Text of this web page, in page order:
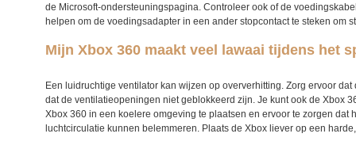
de Microsoft-ondersteuningspagina. Controleer ook of de
helpen om de voedingsadapter in een ander stopcontact te steken om
Mijn Xbox 360 maakt veel lawaai tijdens het
Een luidruchtige ventilator kan wijzen op oververhitting. Zorg ervoor
dat de ventilatieopeningen niet geblokkeerd zijn. Je kunt ook de Xbox
Xbox 360 in een koelere omgeving te plaatsen en ervoor te zorgen
luchtcirculatie kunnen belemmeren. Plaats de Xbox liever op een